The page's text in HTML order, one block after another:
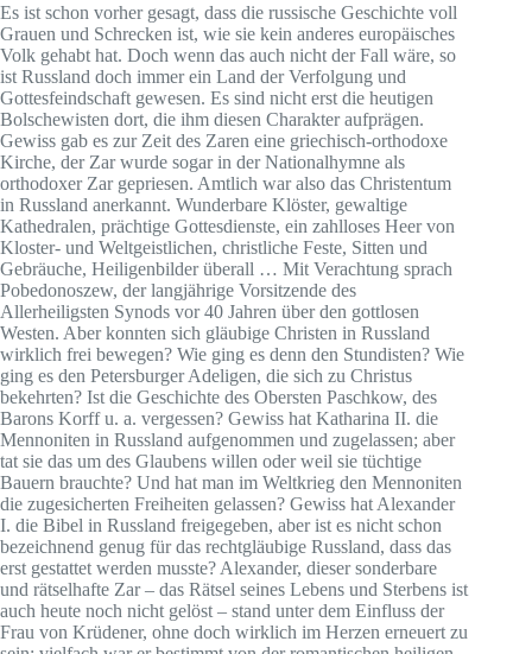
Es ist schon vorher gesagt, dass die russische Geschichte voll
Grauen und Schrecken ist, wie sie kein anderes europäisches
Volk gehabt hat. Doch wenn das auch nicht der Fall wäre, so
ist Russland doch immer ein Land der Verfolgung und
Gottesfeindschaft gewesen. Es sind nicht erst die heutigen
Bolschewisten dort, die ihm diesen Charakter aufprägen.
Gewiss gab es zur Zeit des Zaren eine griechisch-orthodoxe
Kirche, der Zar wurde sogar in der Nationalhymne als
orthodoxer Zar gepriesen. Amtlich war also das Christentum
in Russland anerkannt. Wunderbare Klöster, gewaltige
Kathedralen, prächtige Gottesdienste, ein zahlloses Heer von
Kloster- und Weltgeistlichen, christliche Feste, Sitten und
Gebräuche, Heiligenbilder überall … Mit Verachtung sprach
Pobedonoszew, der langjährige Vorsitzende des
Allerheiligsten Synods vor 40 Jahren über den gottlosen
Westen. Aber konnten sich gläubige Christen in Russland
wirklich frei bewegen? Wie ging es denn den Stundisten? Wie
ging es den Petersburger Adeligen, die sich zu Christus
bekehrten? Ist die Geschichte des Obersten Paschkow, des
Barons Korff u. a. vergessen? Gewiss hat Katharina II. die
Mennoniten in Russland aufgenommen und zugelassen; aber
tat sie das um des Glaubens willen oder weil sie tüchtige
Bauern brauchte? Und hat man im Weltkrieg den Mennoniten
die zugesicherten Freiheiten gelassen? Gewiss hat Alexander
I. die Bibel in Russland freigegeben, aber ist es nicht schon
bezeichnend genug für das rechtgläubige Russland, dass das
erst gestattet werden musste? Alexander, dieser sonderbare
und rätselhafte Zar – das Rätsel seines Lebens und Sterbens ist
auch heute noch nicht gelöst – stand unter dem Einfluss der
Frau von Krüdener, ohne doch wirklich im Herzen erneuert zu